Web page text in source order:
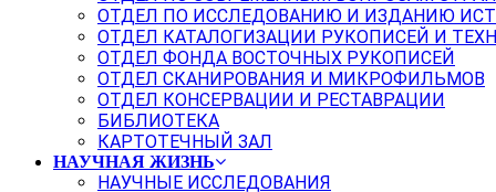
ОТДЕЛ ПО ИССЛЕДОВАНИЮ И ИЗДАНИЮ
ОТДЕЛ КАТАЛОГИЗАЦИИ РУКОПИСЕЙ И
ОТДЕЛ ФОНДА ВОСТОЧНЫХ РУКОПИСЕЙ
ОТДЕЛ СКАНИРОВАНИЯ И МИКРОФИЛЬМОВ
ОТДЕЛ КОНСЕРВАЦИИ И РЕСТАВРАЦИИ
БИБЛИОТЕКА
КАРТОТЕЧНЫЙ ЗАЛ
НАУЧНАЯ ЖИЗНЬ
НАУЧНЫЕ ИССЛЕДОВАНИЯ